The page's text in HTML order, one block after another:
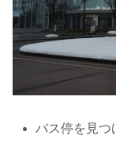
バス停を見つ